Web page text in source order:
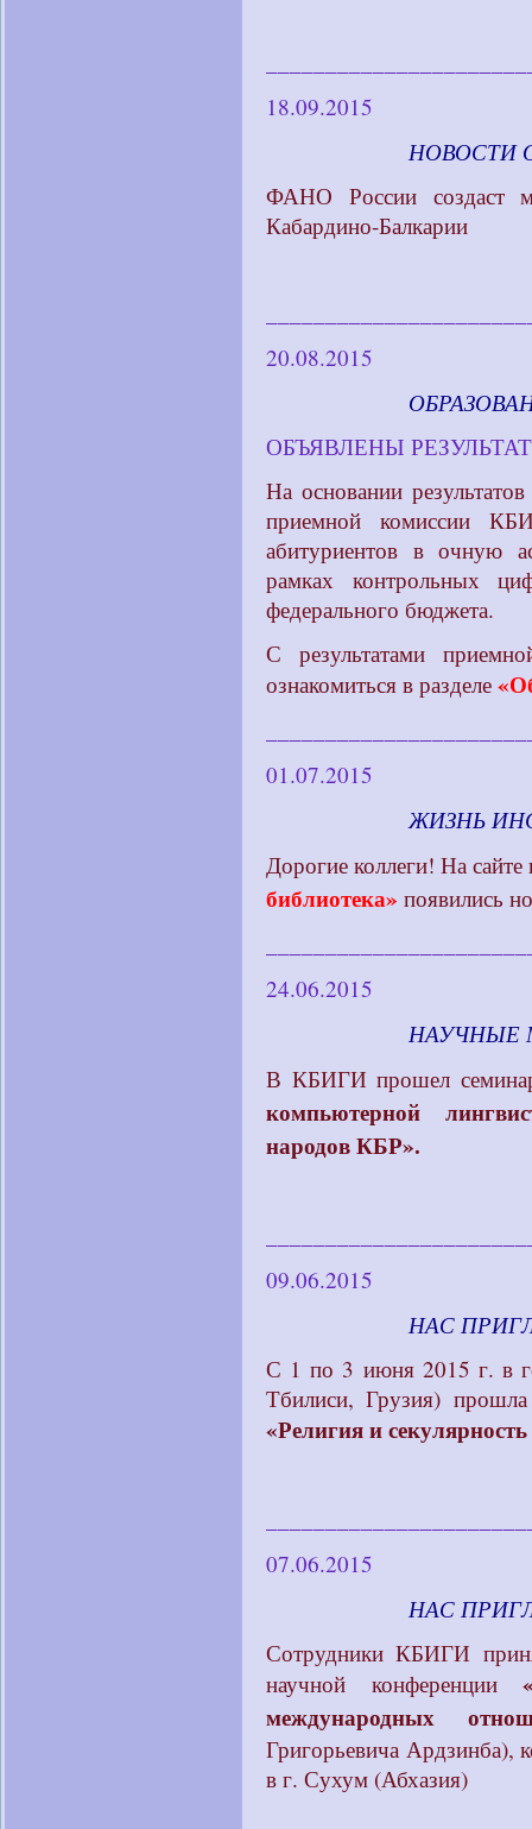
18.09.2015
НОВОСТИ
ФАНО России создаст
Кабардино-Балкарии
20.08.2015
ОБЪЯВЛЕНЫ
На основании
приемной комиссии
абитуриентов в очную
рамках контрольных
федерального бюджета.
С результатами
ознакомиться в разделе
01.07.2015
ЖИЗНЬ
Дорогие коллеги! На сайте
библиотека» появились
24.06.2015
НАУЧНЫЕ
В КБИГИ прошел
компьютерной
народов КБР».
09.06.2015
НАС
С 1 по 3 июня 2015 г. в
Тбилиси, Грузия)
«Религия и
07.06.2015
НАС
Сотрудники КБИГИ
научной конференции
международных
Григорьевича Ардзинба),
в г. Сухум (Абхазия)